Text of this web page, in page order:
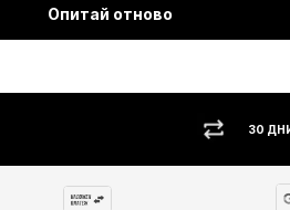
Опитай отново
30